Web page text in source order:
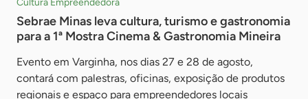
Cultura Empreendedora
Sebrae Minas leva cultura, turismo e gastronomia
para a 1ª Mostra Cinema & Gastronomia Mineira
Evento em Varginha, nos dias 27 e 28 de agosto,
contará com palestras, oficinas, exposição de produtos
regionais e espaço para empreendedores locais